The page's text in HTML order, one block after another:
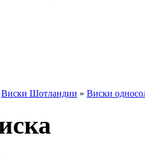
Виски Шотландии » Виски